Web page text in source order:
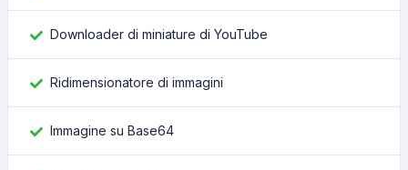
Downloader di miniature di YouTube
Ridimensionatore di immagini
Immagine su Base64